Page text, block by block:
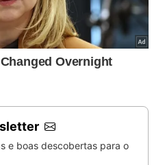
e boas descobertas para o